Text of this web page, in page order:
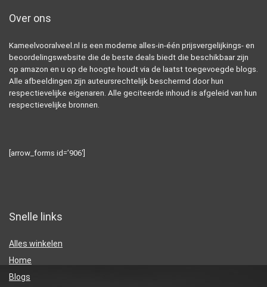
Over ons
Kameelvooralveel.nl is een moderne alles-in-één prijsvergelijkings- en
beoordelingswebsite die de beste deals biedt die beschikbaar zijn
op amazon en u op de hoogte houdt via de laatst toegevoegde blogs.
Alle afbeeldingen zijn auteursrechtelijk beschermd door hun
respectievelijke eigenaren. Alle geciteerde inhoud is afgeleid van hun
respectievelijke bronnen.
[arrow_forms id=’906′]
Snelle links
Alles winkelen
Home
Blogs